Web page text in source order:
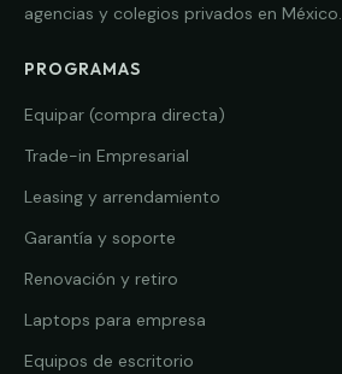
agencias y colegios privados en México.
PROGRAMAS
Equipar (compra directa)
Trade-in Empresarial
Leasing y arrendamiento
Garantía y soporte
Renovación y retiro
Laptops para empresa
Equipos de escritorio